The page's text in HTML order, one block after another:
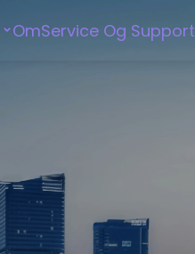
OmService Og Support